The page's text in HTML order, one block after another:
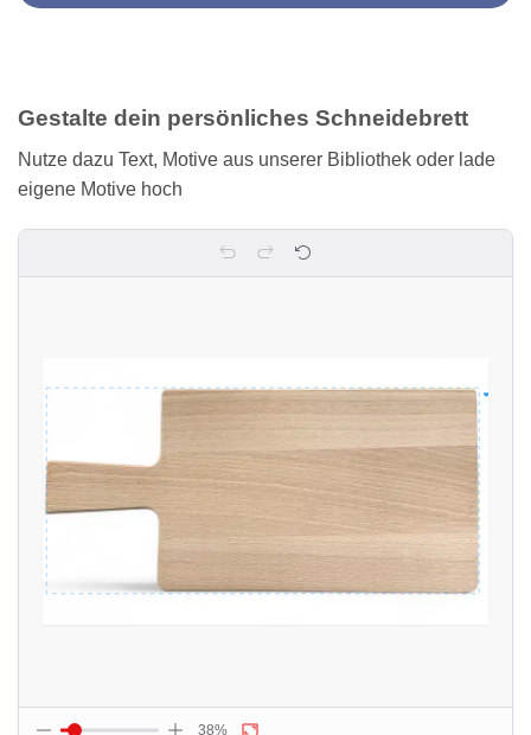
Gestalte dein persönliches Schneidebrett
Nutze dazu Text, Motive aus unserer Bibliothek oder lade
eigene Motive hoch